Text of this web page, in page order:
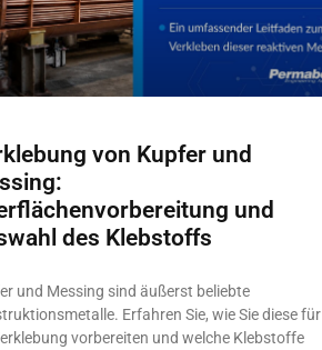
von Kupfer und
und
des Klebstoffs
und Messing sind äußerst beliebte
Erfahren Sie, wie Sie diese für
vorbereiten und welche Klebstoffe